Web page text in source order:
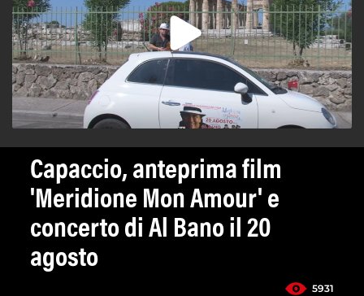
Capaccio, anteprima film
'Meridione Mon Amour' e
concerto di Al Bano il 20
agosto
5931